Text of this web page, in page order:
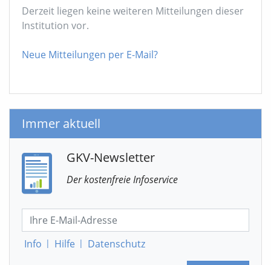
Derzeit liegen keine weiteren Mitteilungen dieser
Institution vor.
Neue Mitteilungen per E-Mail?
Immer aktuell
GKV-Newsletter
Der kostenfreie Infoservice
Info | Hilfe | Datenschutz